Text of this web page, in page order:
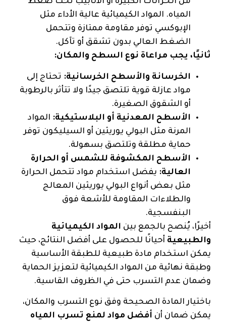
المياه. المواد الكيميائية عالية الأداء مثل
الإبوكسي توفر مقاومة ممتازة وتتحمل
الضغط العالي بدون تشقق أو تآكل.
ثانيًا، يجب مراعاة نوع السطح والمكان:
الخرسانة والأسطح الخرسانية: تحتاج إلى
مواد عازلة قوية تلتصق جيدًا ولا تتأثر بالرطوبة
أو الشقوق الصغيرة.
الأسطح المعدنية أو البلاستيكية: المواد
المرنة مثل البولي يوريثين أو السيليكون توفر
حماية مطلقة وتلتصق بسهولة.
الأسطح المكشوفة للشمس أو الحرارة
العالية: يفضل استخدام مواد تتحمل الحرارة
مثل بعض أنواع البولي يوريثين المعالج
والطلاءات المقاومة للأشعة فوق
البنفسجية.
أخيرًا، يُنصح بالجمع بين المواد الكيميائية
والطبيعية أحيانًا للحصول على أفضل النتائج، حيث
يمكن استخدام مادة طبيعية للطبقة الأساسية
وطبقة نهائية من المواد الكيميائية لتعزيز الحماية
وضمان عدم التسرب حتى في الظروف القاسية.
باختيار المادة الصحيحة وفق نوع التسرب والمكان،
يمكن ضمان أن أفضل مواد لمنع تسرب المياه